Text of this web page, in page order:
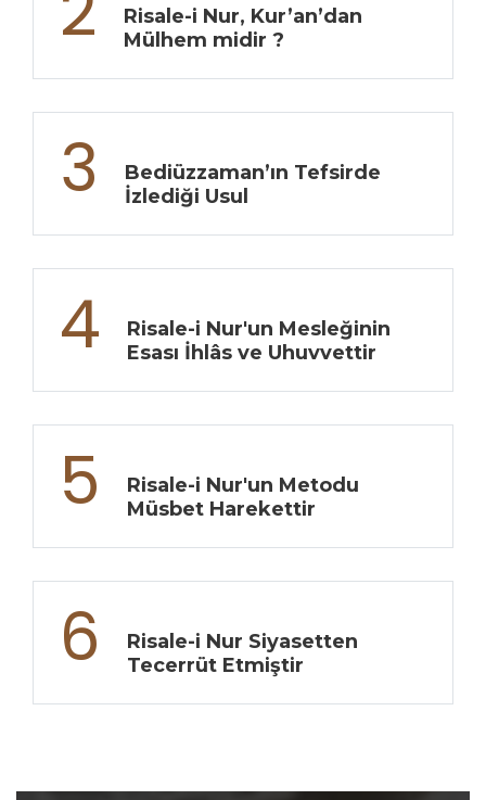
Risale-i Nur, Kur’an’dan
Mülhem midir ?
3
Bediüzzaman’ın Tefsirde
İzlediği Usul
4
Risale-i Nur'un Mesleğinin
Esası İhlâs ve Uhuvvettir
5
Risale-i Nur'un Metodu
Müsbet Harekettir
6
Risale-i Nur Siyasetten
Tecerrüt Etmiştir